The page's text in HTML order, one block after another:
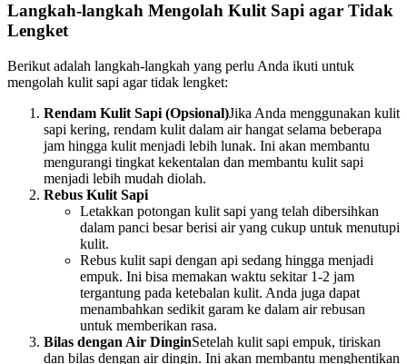
Langkah-langkah Mengolah Kulit Sapi agar Tidak
Lengket
Berikut adalah langkah-langkah yang perlu Anda ikuti untuk
mengolah kulit sapi agar tidak lengket:
Rendam Kulit Sapi (Opsional)Jika Anda menggunakan kulit
sapi kering, rendam kulit dalam air hangat selama beberapa
jam hingga kulit menjadi lebih lunak. Ini akan membantu
mengurangi tingkat kekentalan dan membantu kulit sapi
menjadi lebih mudah diolah.
Rebus Kulit Sapi
Letakkan potongan kulit sapi yang telah dibersihkan
dalam panci besar berisi air yang cukup untuk menutupi
kulit.
Rebus kulit sapi dengan api sedang hingga menjadi
empuk. Ini bisa memakan waktu sekitar 1-2 jam
tergantung pada ketebalan kulit. Anda juga dapat
menambahkan sedikit garam ke dalam air rebusan
untuk memberikan rasa.
Bilas dengan Air DinginSetelah kulit sapi empuk, tiriskan
dan bilas dengan air dingin. Ini akan membantu menghentikan